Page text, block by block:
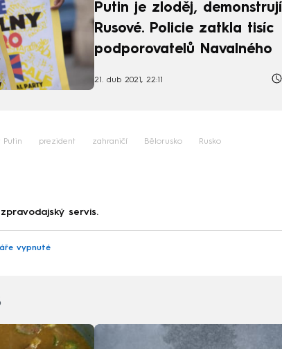
Putin je zloděj, demonstrují
Rusové. Policie zatkla tisíc
podporovatelů Navalného
21. dub 2021, 22:11
Putin prezident zahraničí Bělorusko Rusko
servis.
vypnuté